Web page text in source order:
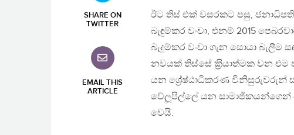
SHARE ON
TWITTER
EMAIL THIS
ARTICLE
ඊට තිස් එක් වසරකට පසු,
බැඳුම්කර වංචා, එනම් 2015
බැදුම්කර වංචා ගැන සොයා
නවයක් තිස්සේ ක‍්‍රියාත්මක වන එම
යන ශ්‍රේෂ්ඨාධිකරණ විනිසුරුවරුන්
වේලූපිල්ලේ යන
වෙයි.